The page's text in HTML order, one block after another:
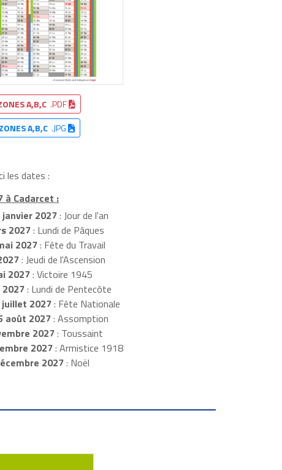
A,B,C .PDF
ZONES A,B,C.JPG
les dates :
à Cadarcet :
janvier 2027: Jour de l'an
2027: Lundi de Pâques
2027: Fête du Travail
: Jeudi de l'Ascension
2027: Victoire 1945
: Lundi de Pentecôte
2027: Fête Nationale
août 2027: Assomption
2027: Toussaint
2027: Armistice 1918
2027: Noël